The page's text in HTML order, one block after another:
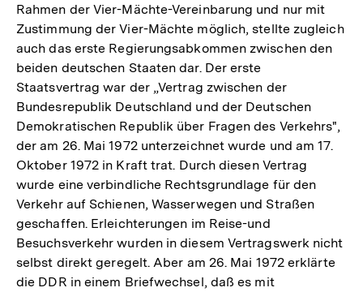
Rahmen der Vier-Mächte-Vereinbarung und nur mit
Zustimmung der Vier-Mächte möglich, stellte zugleich
auch das erste Regierungsabkommen zwischen den
beiden deutschen Staaten dar. Der erste
Staatsvertrag war der „Vertrag zwischen der
Bundesrepublik Deutschland und der Deutschen
Demokratischen Republik über Fragen des Verkehrs",
der am 26. Mai 1972 unterzeichnet wurde und am 17.
Oktober 1972 in Kraft trat. Durch diesen Vertrag
wurde eine verbindliche Rechtsgrundlage für den
Verkehr auf Schienen, Wasserwegen und Straßen
geschaffen. Erleichterungen im Reise-und
Besuchsverkehr wurden in diesem Vertragswerk nicht
selbst direkt geregelt. Aber am 26. Mai 1972 erklärte
die DDR in einem Briefwechsel, daß es mit